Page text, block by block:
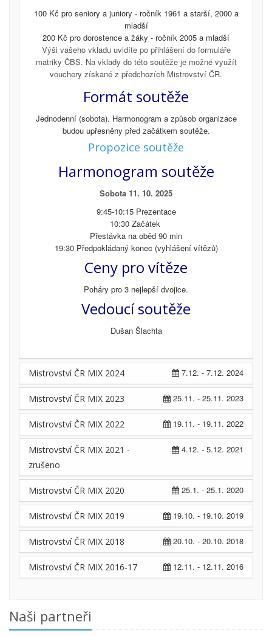
100 Kč pro seniory a juniory - ročník 1961 a starší, 2000 a
mladší
200 Kč pro dorostence a žáky - ročník 2005 a mladší
Výši vašeho vkladu uvidíte po přihlášení do formuláře
matriky ČBS. Na vklady do této soutěže je možné využít
vouchery získané z předchozích Mistrovství ČR.
Formát soutěže
Jednodenní (sobota). Harmonogram a způsob organizace
budou upřesněny před začátkem soutěže.
Propozice soutěže
Harmonogram soutěže
Sobota 11. 10. 2025
9:45-10:15 Prezentace
10:30 Začátek
Přestávka na oběd 90 min
19:30 Předpokládaný konec (vyhlášení vítězů)
Ceny pro vítěze
Poháry pro 3 nejlepší dvojice.
Vedoucí soutěže
Dušan Šlachta
7.12. - 7.12. 2024
Mistrovství ČR MIX 2024
25.11. - 25.11. 2023
Mistrovství ČR MIX 2023
19.11. - 19.11. 2022
Mistrovství ČR MIX 2022
4.12. - 5.12. 2021
Mistrovství ČR MIX 2021 -
zrušeno
25.1. - 25.1. 2020
Mistrovství ČR MIX 2020
19.10. - 19.10. 2019
Mistrovství ČR MIX 2019
20.10. - 20.10. 2018
Mistrovství ČR MIX 2018
12.11. - 12.11. 2016
Mistrovství ČR MIX 2016-17
Naši partneři